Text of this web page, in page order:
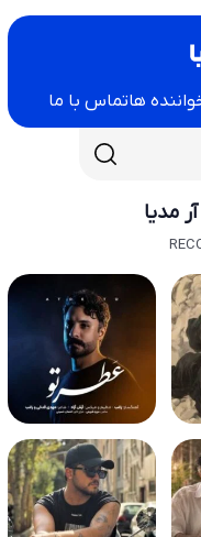
هاتماس با ما
مدیا